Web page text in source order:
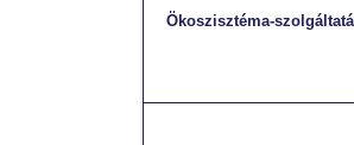
Ökoszisztéma-